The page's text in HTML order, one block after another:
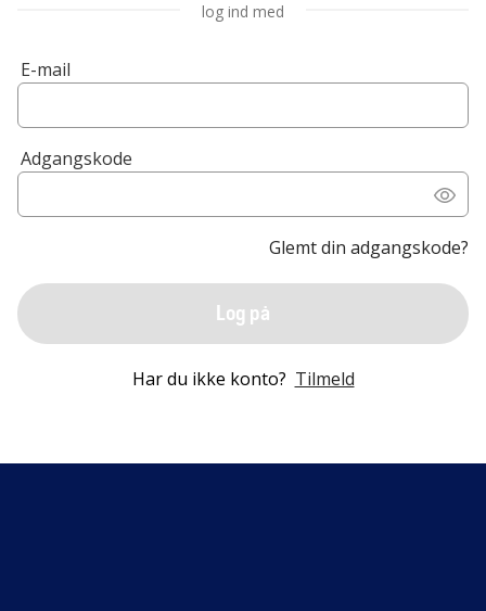
log ind med
E-mail
Adgangskode
Glemt din adgangskode?
Log på
Har du ikke konto? Tilmeld